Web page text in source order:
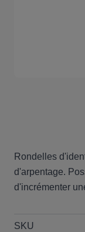
Rondelles
d'arpentage.
d'incrémenter
SKU